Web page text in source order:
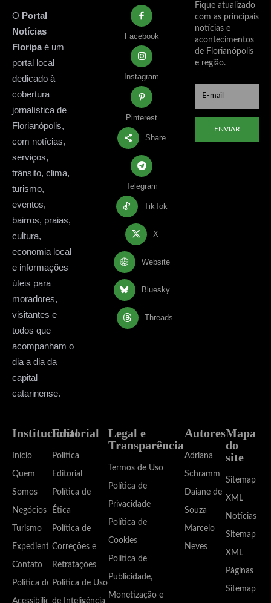
O Portal
Notícias
Floripaé um
portal local
dedicado à
cobertura
jornalística de
Florianópolis,
com notícias,
serviços,
trânsito, clima,
turismo,
eventos,
bairros, praias,
cultura,
economia local
e informações
úteis para
moradores,
visitantes e
todos que
acompanham o
dia a dia da
capital
catarinense.
Facebook
Instagram
Pinterest
Share
Telegram
TikTok
X
Website
Bluesky
Threads
Fique atualizado
com as principais
notícias e
acontecimentos
de Florianópolis
e região.
ENVIAR
Institucional
Início
Quem
Somos
Negócios
Turismo
Expediente
Contato
Política de
Acessibilidade
Editorial
Política
Editorial
Política de
Ética
Política de
Correções e
Retratações
Política de Uso
de Inteligência
Legal e
Transparência
Termos de Uso
Política de
Privacidade
Política de
Cookies
Política de
Publicidade,
Monetização e
Autores
Adriana
Schramm
Daiane de
Souza
Marcelo
Neves
Mapa
do
site
Sitemap
XML
Notícias
Sitemap
XML
Páginas
Sitemap